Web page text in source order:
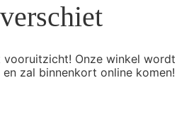
vooruitzicht! Onze winkel wordt
zal binnenkort online komen!